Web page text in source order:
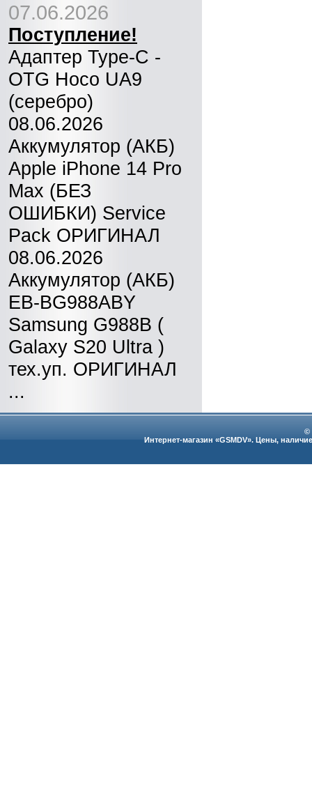
07.06.2026
Поступление!
Адаптер Type-C -
OTG Hoco UA9
(серебро)
08.06.2026
Аккумулятор (АКБ)
Apple iPhone 14 Pro
Max (БЕЗ
ОШИБКИ) Service
Pack ОРИГИНАЛ
08.06.2026
Аккумулятор (АКБ)
EB-BG988ABY
Samsung G988B (
Galaxy S20 Ultra )
тех.уп. ОРИГИНАЛ
...
©
Интернет-магазин «GSMDV». Цены,